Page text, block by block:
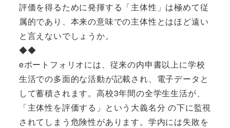
評価を得るために発揮する「主体性」は極めて従
属的であり、本来の意味での主体性とはほど遠い
と言えないでしょうか。
◆◆
eポートフォリオには、従来の内申書以上に学校
生活での多面的な活動が記載され、電子データと
して蓄積されます。高校3年間の全学生生活が、
「主体性を評価する」という大義名分 の下に監視
されてしまう危険性があります。学内には失敗を